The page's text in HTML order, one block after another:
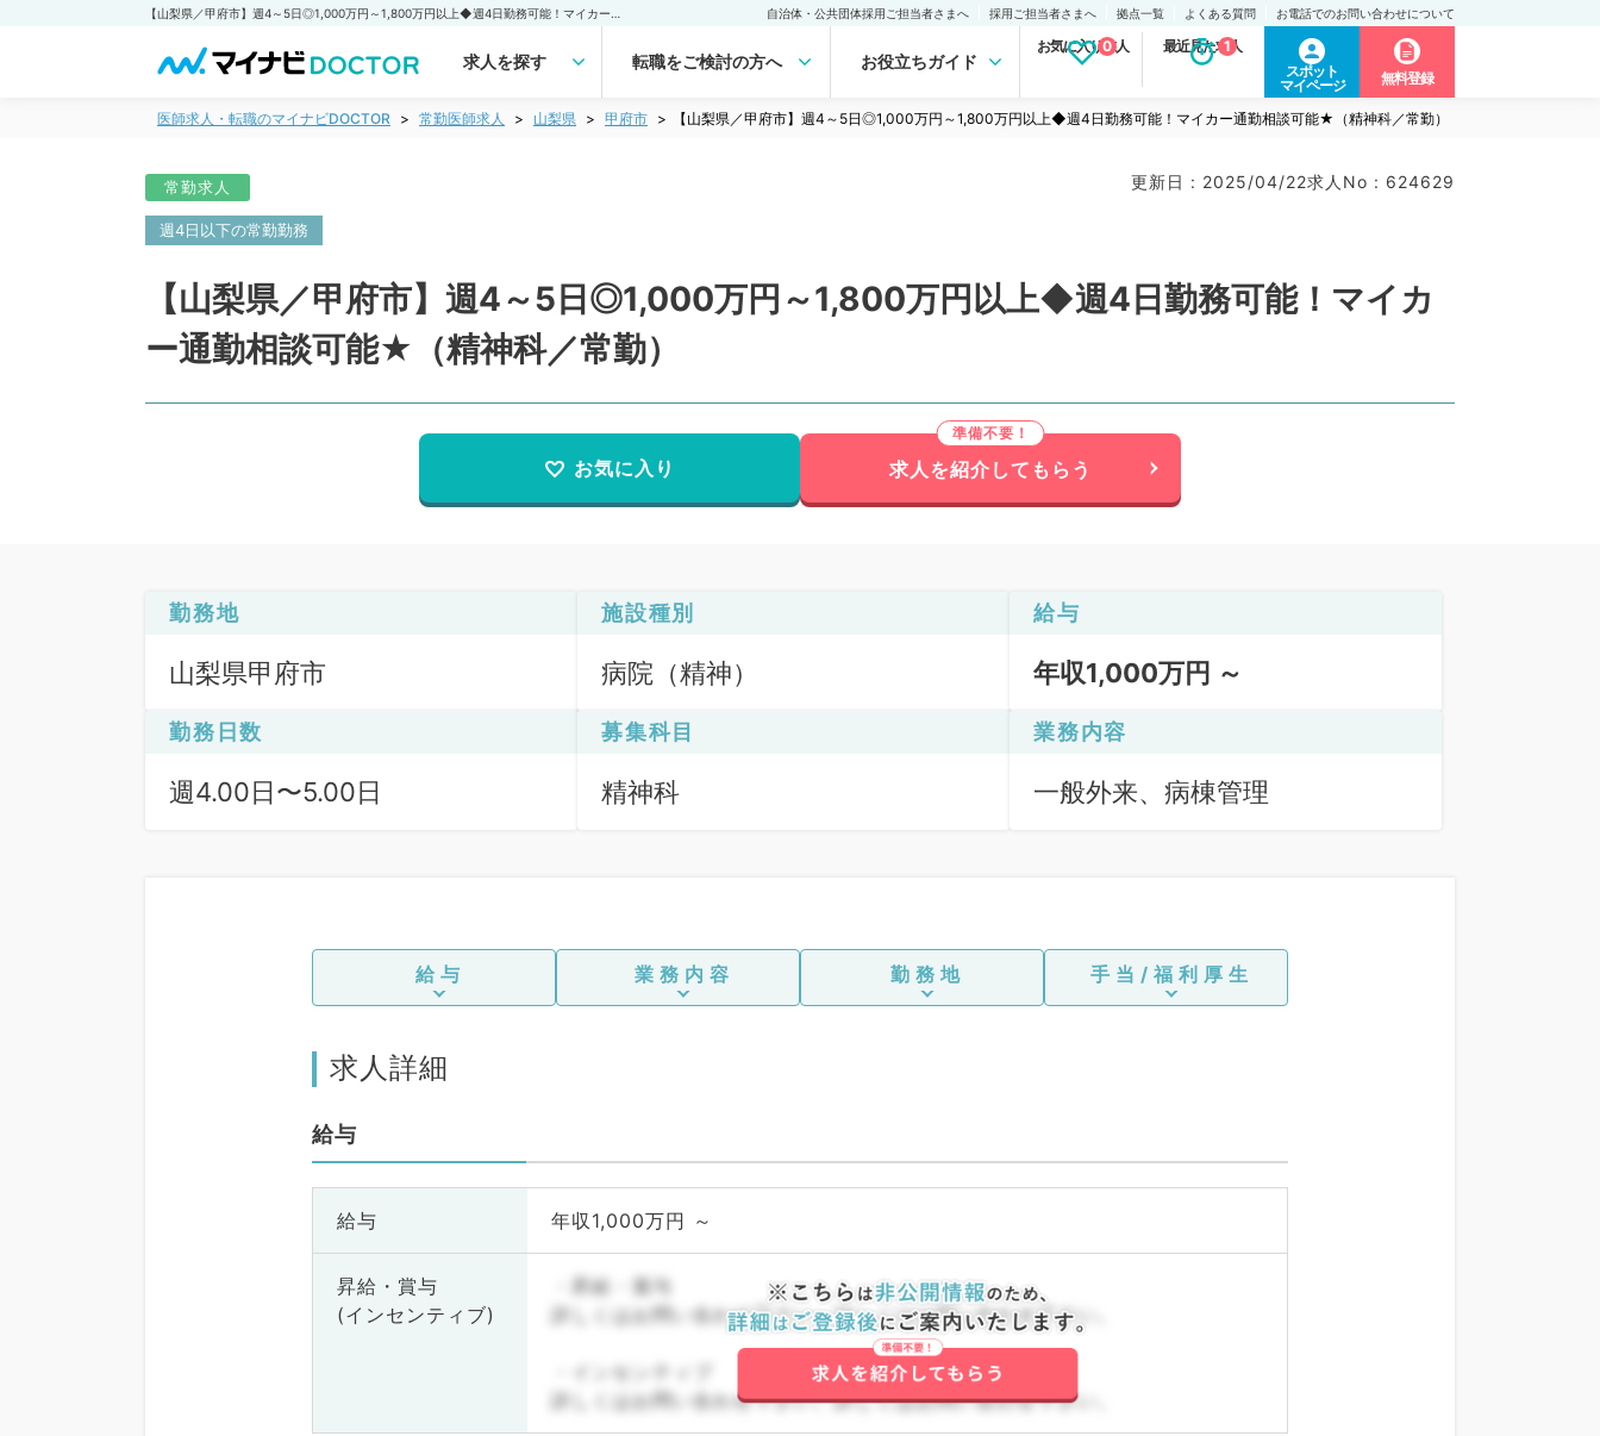
自治体・公共団体採用ご担当者さまへ 採用ご担当者さまへ 拠点一覧 よくある質問 お電話でのお問い合わせについて
求人を探す 転職をご検討の方へ お役立ちガイド
お気に入り求人
0 最近見た求人
1
スポット
マイページ
無料登録
医師求人・転職のマイナビDOCTOR 常勤医師求人 山梨県 甲府市 【山梨県／甲府市】週4～5日◎1,000万円～1,800万円以上◆週4日勤務可能！マイカー通勤相談可能★（精神科／常勤）
常勤求人 更新日 : 2025/04/22求人No : 624629
週4日以下の常勤勤務
【山梨県／甲府市】週4～5日◎1,000万円～1,800万円以上◆週4日勤務可能！マイカ
ー通勤相談可能★（精神科／常勤）
お気に入り 求人を紹介してもらう
勤務地
山梨県甲府市
施設種別
病院（精神）
給与
年収1,000万円 ～
勤務日数
週4.00日〜5.00日
募集科目
精神科
業務内容
一般外来、病棟管理
給与 業務内容 勤務地 手当/福利厚生
求人詳細
給与
給与 年収1,000万円 ～
昇給・賞与
(インセンティブ)
・昇給・賞与
詳しくはお問い合わせ下さい。詳しくはお問い合わせ下さい。
・インセンティブ
詳しくはお問い合わせ下さい。詳しくはお問い合わせ下さい。